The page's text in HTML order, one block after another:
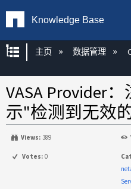
Knowledge Base
扩展/隐缩全局层次
主页 数据管理
VASA Provider
示"检测到无效
Views: 389
Votes: 0